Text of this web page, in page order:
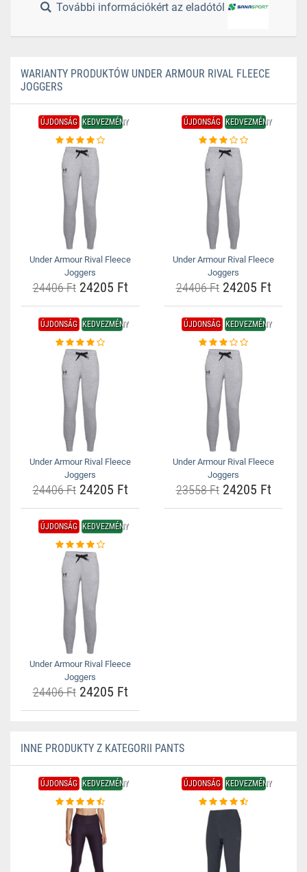
További információkért az eladótól
WARIANTY PRODUKTÓW UNDER ARMOUR RIVAL FLEECE
JOGGERS
ÚJDONSÁG KEDVEZMÉNY
Under Armour Rival Fleece
Joggers
24406 Ft24205 Ft
ÚJDONSÁG KEDVEZMÉNY
Under Armour Rival Fleece
Joggers
24406 Ft24205 Ft
ÚJDONSÁG KEDVEZMÉNY
Under Armour Rival Fleece
Joggers
24406 Ft24205 Ft
ÚJDONSÁG KEDVEZMÉNY
Under Armour Rival Fleece
Joggers
23558 Ft24205 Ft
ÚJDONSÁG KEDVEZMÉNY
Under Armour Rival Fleece
Joggers
24406 Ft24205 Ft
INNE PRODUKTY Z KATEGORII PANTS
ÚJDONSÁG KEDVEZMÉNY ÚJDONSÁG KEDVEZMÉNY